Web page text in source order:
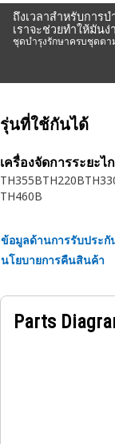
ถึงเวลาสำหรับการ
เราจะช่วยทำให้มันง่
ชุดบำรุงรักษาครบชุดตา
รุ่นที่ใช้กันได้
เครื่องจัดการระยะไ
TH355BTH220B
TH460B
ข้อมูลด้านการรับประกั
นโยบายการคืนสินค้า
Parts